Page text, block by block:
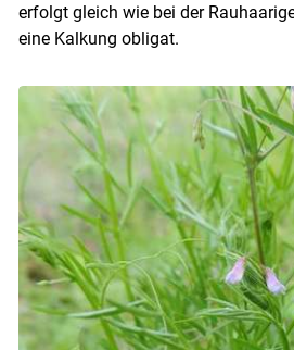
erfolgt gleich wie bei der
eine Kalkung obligat.